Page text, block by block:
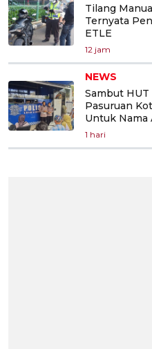
Tilang
Ternyata
ETLE
12 jam
NEWS
Sambut HUT
Pasuruan
Untuk Nama
1 hari